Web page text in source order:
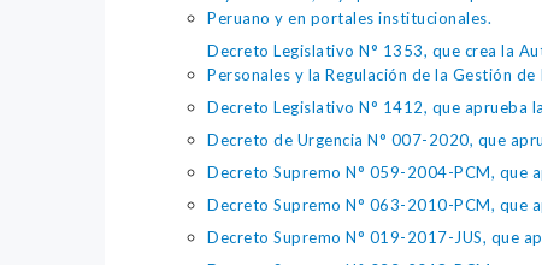
Peruano y en portales institucionales.
Decreto Legislativo N° 1353, que crea la
Personales y la Regulación de la Gestión
Decreto Legislativo N° 1412, que aprueba
Decreto de Urgencia N° 007-2020, que
Decreto Supremo N° 059-2004-PCM, que
Decreto Supremo N° 063-2010-PCM, que
Decreto Supremo N° 019-2017-JUS, que